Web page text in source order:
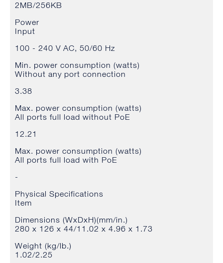
2MB/256KB
Power
Input
100 - 240 V AC, 50/60 Hz
Min. power consumption (watts)
Without any port connection
3.38
Max. power consumption (watts)
All ports full load without PoE
12.21
Max. power consumption (watts)
All ports full load with PoE
-
Physical Specifications
Item
Dimensions (WxDxH)(mm/in.)
280 x 126 x 44/11.02 x 4.96 x 1.73
Weight (kg/lb.)
1.02/2.25